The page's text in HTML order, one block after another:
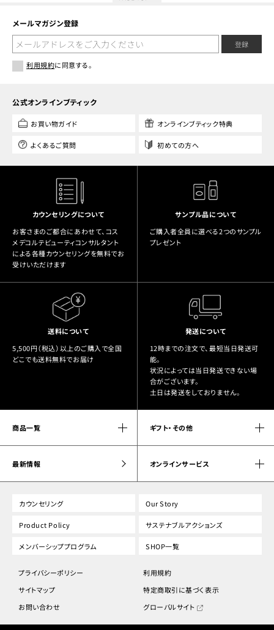
メールマガジン登録
登録
利用規約に同意する。
公式オンラインブティック
お買い物ガイド オンラインブティック特典
よくあるご質問 初めての方へ
カウンセリングについて
お客さまのご都合にあわせて、コス
メデコルテビューティコンサルタント
による各種カウンセリングを無料でお
受けいただけます
サンプル品について
ご購入者全員に選べる2つのサンプル
プレゼント
送料について
5,500円（税込）以上のご購入で全国
どこでも送料無料でお届け
発送について
12時までの注文で、最短当日発送可
能。
状況によっては当日発送できない場
合がございます。
土日は発送をしておりません。
商品一覧 ギフト・その他
最新情報 オンラインサービス
カウンセリング Our Story
Product Policy サステナブルアクションズ
メンバーシッププログラム SHOP一覧
プライバシーポリシー
利用規約
サイトマップ
特定商取引に基づく表示
お問い合わせ
グローバルサイト